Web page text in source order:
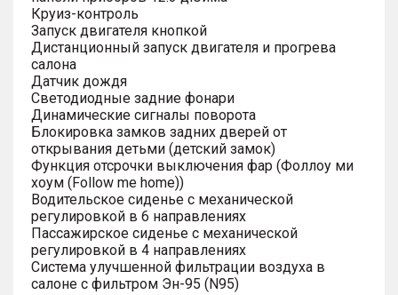
Круиз-контроль
Запуск двигателя кнопкой
Дистанционный запуск двигателя и прогрева
салона
Датчик дождя
Светодиодные задние фонари
Динамические сигналы поворота
Блокировка замков задних дверей от
открывания детьми (детский замок)
Функция отсрочки выключения фар (Фоллоу ми
хоум (Follow me home))
Водительское сиденье с механической
регулировкой в 6 направлениях
Пассажирское сиденье с механической
регулировкой в 4 направлениях
Система улучшенной фильтрации воздуха в
салоне с фильтром Эн-95 (N95)